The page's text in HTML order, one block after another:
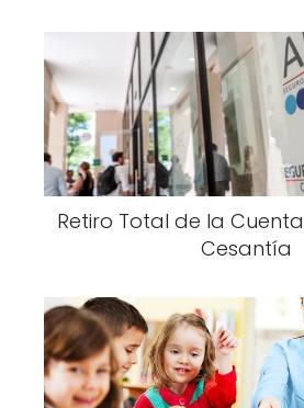
Retiro Total de la
Cesantía